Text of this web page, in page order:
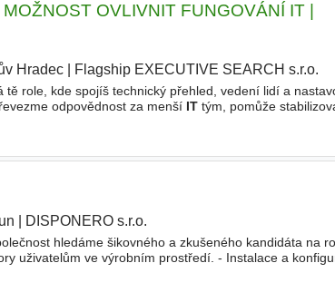
OVLIVNIT FUNGOVÁNÍ IT |
Hradec Flagship EXECUTIVE SEARCH s.r.o.
role, kde spojíš technický přehled, vedení lidí a
odpovědnost za menší ITtým, pomůže
DISPONERO s.r.o.
hledáme šikovného a zkušeného kandidáta na
uživatelům ve výrobním prostředí. - Instalace a